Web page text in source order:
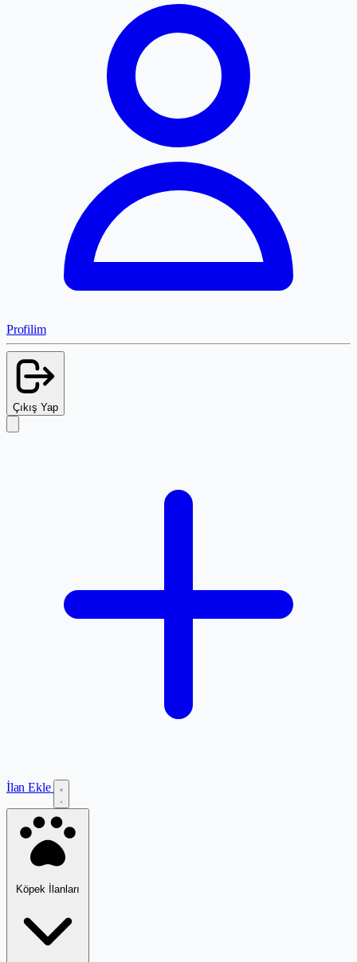
Profilim
Çıkış Yap
İlan Ekle
Köpek İlanları